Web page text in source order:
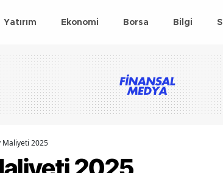
Yatırım Ekonomi Borsa Bilgi
Maliyeti 2025